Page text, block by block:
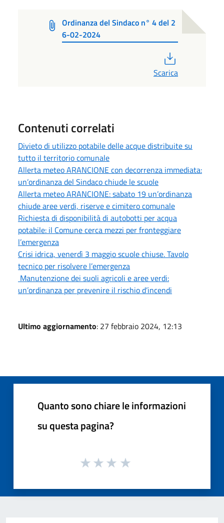
Ordinanza del Sindaco n° 4 del 2
6-02-2024
Scarica
Contenuti correlati
Divieto di utilizzo potabile delle acque distribuite su
tutto il territorio comunale
Allerta meteo ARANCIONE con decorrenza immediata:
un’ordinanza del Sindaco chiude le scuole
Allerta meteo ARANCIONE: sabato 19 un’ordinanza
chiude aree verdi, riserve e cimitero comunale
Richiesta di disponibilità di autobotti per acqua
potabile: il Comune cerca mezzi per fronteggiare
l’emergenza
Crisi idrica, venerdì 3 maggio scuole chiuse. Tavolo
tecnico per risolvere l’emergenza
Manutenzione dei suoli agricoli e aree verdi:
un’ordinanza per prevenire il rischio d’incendi
Ultimo aggiornamento: 27 febbraio 2024, 12:13
Quanto sono chiare le informazioni
su questa pagina?